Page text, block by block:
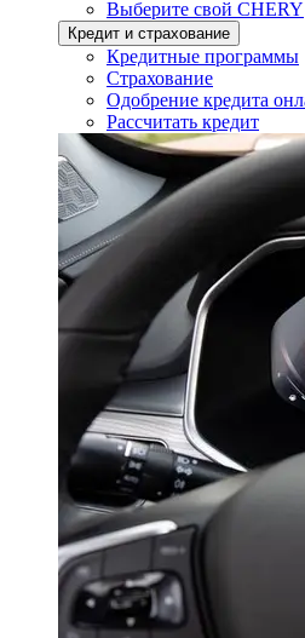
Выберите свой CHERY
Кредит и страхование
Кредитные программы
Страхование
Одобрение кредита
Рассчитать кредит